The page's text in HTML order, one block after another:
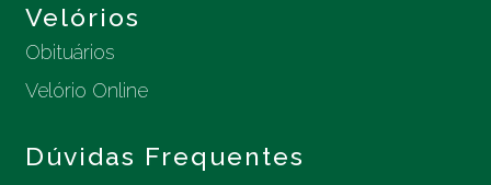
Velórios
Obituários
Velório Online
Dúvidas Frequentes